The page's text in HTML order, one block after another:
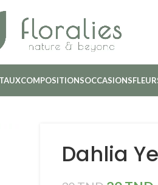
COMPOSITIONSOCCASIONS
Dahlia